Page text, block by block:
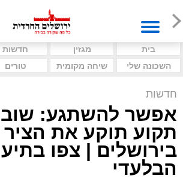
בית מגזין חדשות
השכונה שלי
שיחה מקומית טורים
חדשות
אפשר להשתגע: שוב
תקוע תוקע את הציר
בירושלים | צפו
הבלעדי